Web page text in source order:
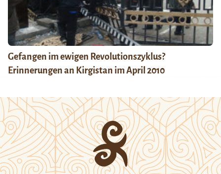
Gefangen im ewigen Revolutionszyklus?
Erinnerungen an Kirgistan im April 2010